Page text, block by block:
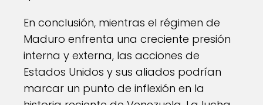
En conclusión, mientras el régimen de
Maduro enfrenta una creciente presión
interna y externa, las acciones de
Estados Unidos y sus aliados podrían
marcar un punto de inflexión en la